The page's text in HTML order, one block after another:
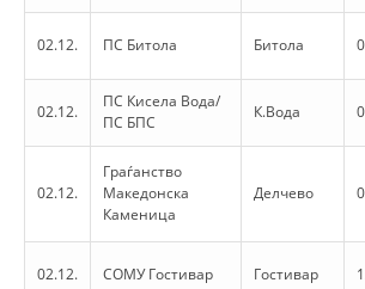
ORGANIZATIONAL
02.12. ПС Битола Битола
02.12.
ПС Кисела Вода/
ПС БПС
К.Вода
02.12.
Граѓанство
Македонска
Каменица
Делчево
02.12. СОМУ Гостивар Гостивар